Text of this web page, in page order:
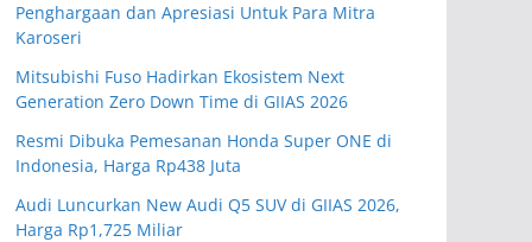
Penghargaan dan Apresiasi Untuk Para Mitra
Karoseri
Mitsubishi Fuso Hadirkan Ekosistem Next
Generation Zero Down Time di GIIAS 2026
Resmi Dibuka Pemesanan Honda Super ONE di
Indonesia, Harga Rp438 Juta
Audi Luncurkan New Audi Q5 SUV di GIIAS 2026,
Harga Rp1,725 Miliar